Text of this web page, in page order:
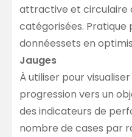
attractive et circulaire
catégorisées.
donnéessets en
Jauges
À utiliser pour
progression vers un
des indicateurs de
nombre de cases par